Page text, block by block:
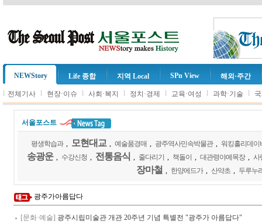
NEWStory Life 종합 지역 Local SPn View 해외·주간
l 전체기사 l 현장·이슈 l 사회·복지 l 정치·경제 l 교육·여성 l 과학·기술 l
서울포스트
평생학습과 모현대교 예술품경매 광주역사민속박물관 워킹홀리데이
송광운 수강신청 전통음식 줄다리기 책돌이 대관령야예목장 사
장마철 한양에드가 산약초 두루누
광주가아름답다
[문화·예술] 광주시립미술관 개관 20주년 기념 특별전 "광주가 아름답다"